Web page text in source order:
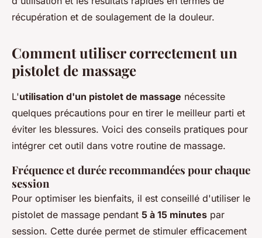
récupération et de soulagement de la douleur.
Comment utiliser correctement un
pistolet de massage
L'utilisation d'un pistolet de massage nécessite
quelques précautions pour en tirer le meilleur parti et
éviter les blessures. Voici des conseils pratiques pour
intégrer cet outil dans votre routine de massage.
Fréquence et durée recommandées pour chaque
session
Pour optimiser les bienfaits, il est conseillé d'utiliser le
pistolet de massage pendant 5 à 15 minutes par
session. Cette durée permet de stimuler efficacement